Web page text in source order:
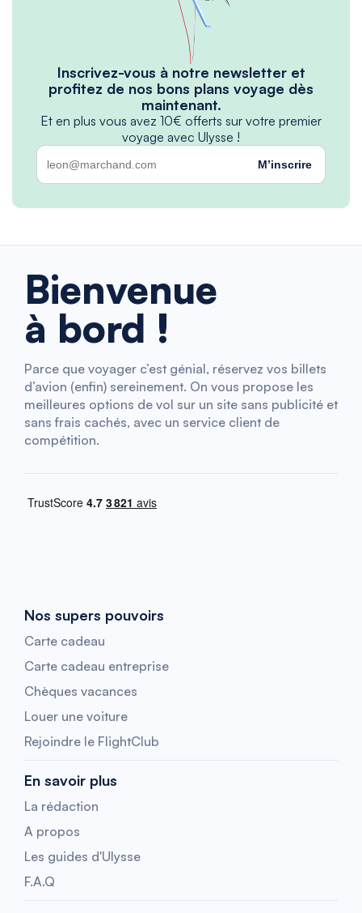
Inscrivez-vous à notre newsletter et
profitez de nos bons plans voyage dès
maintenant.
Et en plus vous avez 10€ offerts sur votre premier
voyage avec Ulysse !
M’inscrire
Bienvenue
à bord !
Parce que voyager c’est génial, réservez vos billets
d’avion (enfin) sereinement. On vous propose les
meilleures options de vol sur un site sans publicité et
sans frais cachés, avec un service client de
compétition.
Nos supers pouvoirs
Carte cadeau
Carte cadeau entreprise
Chèques vacances
Louer une voiture
Rejoindre le FlightClub
En savoir plus
La rédaction
A propos
Les guides d'Ulysse
F.A.Q